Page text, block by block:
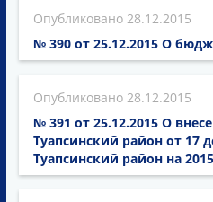
28.12.2015
№ 390 от 25.12.2015 О
28.12.2015
№ 391 от 25.12.2015 О
Туапсинский район от 17
Туапсинский район на